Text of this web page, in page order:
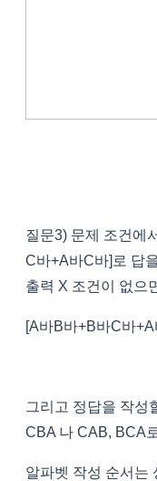
질문3) 문제 조건에
C바+A바C바]로 답
출력 X 조건이 없으
[A바B바+B바C바
그리고 정답을 작성
CBA 나 CAB, BCA
알파벳 작성 순서는